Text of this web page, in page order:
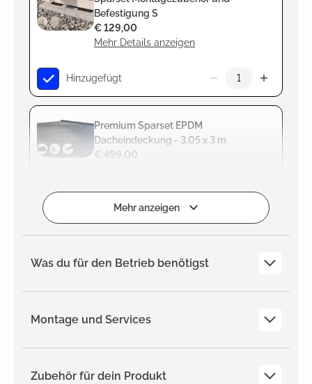
Befestigung S
Mehr Details anzeigen
€ 129,00
Hinzugefügt
Premium Sparset EPDM
Dacheindeckung - 3,05 x 3 m
€ 499,00
HinzugefügtMehr anzeigen
Was du für den Betrieb benötigst
Montage und Services
Zubehör für dein Produkt